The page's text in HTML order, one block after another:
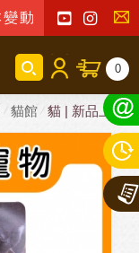
動之影響，我
聯
我
們
0
貓館 貓 | 新品上市